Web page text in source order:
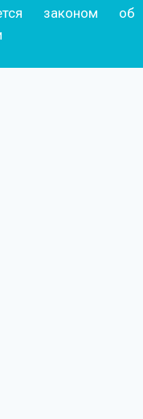
законом об